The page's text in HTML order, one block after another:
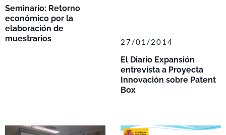
Seminario: Retorno
económico por la
elaboración de
muestrarios
El Diario Expansión
entrevista a Proyecta
Innovación sobre Patent
Box
27/01/2014